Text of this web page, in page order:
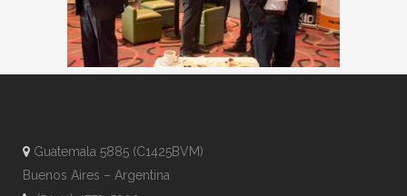
Guatemala 5885 (C1425BVM)
Buenos Aires – Argentina